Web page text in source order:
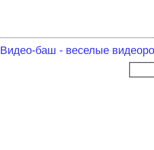
Видео-баш - веселые